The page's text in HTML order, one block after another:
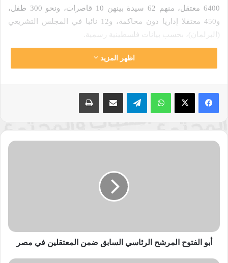
6400 معتقل، منهم 62 سيدة بينهن 10 قاصرات، ونحو 300 طفل،
و450 معتقلا إداريا دون محاكمة، و12 نائبا في المجلس التشريعي
(البرلمان)، بحسب بيانات فلسطينية رسمية.
وينفذ جيش الإحتلال الإسرائيلي حملات إعتقال ليلية في الضفة
اظهر المزيد
واتساب تيلقرام مشاركة عبر البريد طباعة
أبو
مصر
أبو الفتوح المرشح الرئاسي السابق ضمن المعتقلين في مصر